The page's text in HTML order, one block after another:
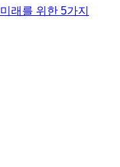
미래를 위한 5가지